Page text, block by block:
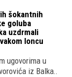
šokantnih
goluba
uzdrmali
loncu
ugovorima u
iz Balka..